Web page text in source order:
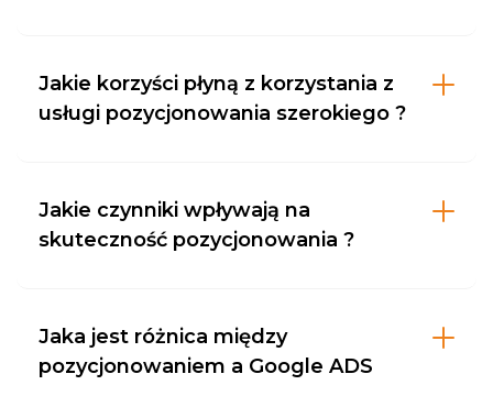
Jakie korzyści płyną z korzystania z
usługi pozycjonowania szerokiego ?
Jakie czynniki wpływają na
skuteczność pozycjonowania ?
Jaka jest różnica między
pozycjonowaniem a Google ADS